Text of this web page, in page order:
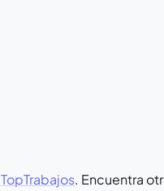
TopTrabajos. Encuentra